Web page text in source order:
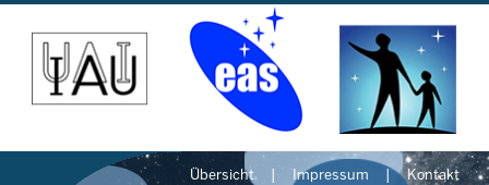
Übersicht Impressum Kontakt